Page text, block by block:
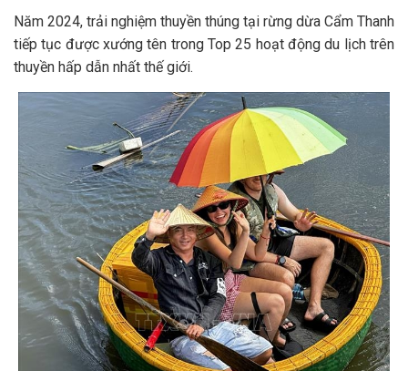
Năm 2024, trải nghiệm thuyền thúng tại rừng dừa Cẩm Thanh
tiếp tục được xướng tên trong Top 25 hoạt động du lịch trên
thuyền hấp dẫn nhất thế giới.